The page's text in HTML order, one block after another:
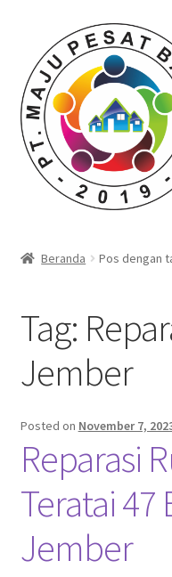
navigation
content
Farid Tech Tips
Katalog Harga Barang
Pekerjaan Olahan Besi
Pembuatan Gazebo
Penginapan | Kost |
Produk Layanan Kami
Beranda Pos dengan
Tag:
Jember
Posted on November 7,
Reparasi
Teratai 47
Jember